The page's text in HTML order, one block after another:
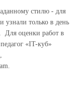
стилю - для
узнали только в день
Для оценки работ в
«IT-куб»